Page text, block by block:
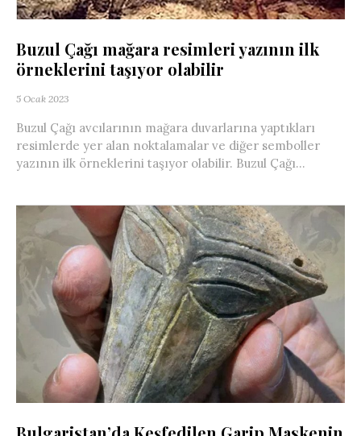
Buzul Çağı mağara resimleri yazının ilk
örneklerini taşıyor olabilir
5 Ocak 2023
Buzul Çağı avcılarının mağara duvarlarına yaptıkları
resimlerde yer alan noktalamalar ve diğer semboller
yazının ilk örneklerini taşıyor olabilir. Buzul Çağı...